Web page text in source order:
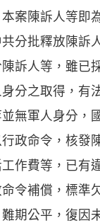
案陳訴人等即
分批釋放陳訴
訴人等，雖已
分之取得，有
無軍人身分，
政命令，核發
作費等，已有
令補償，標準
期公平，復因